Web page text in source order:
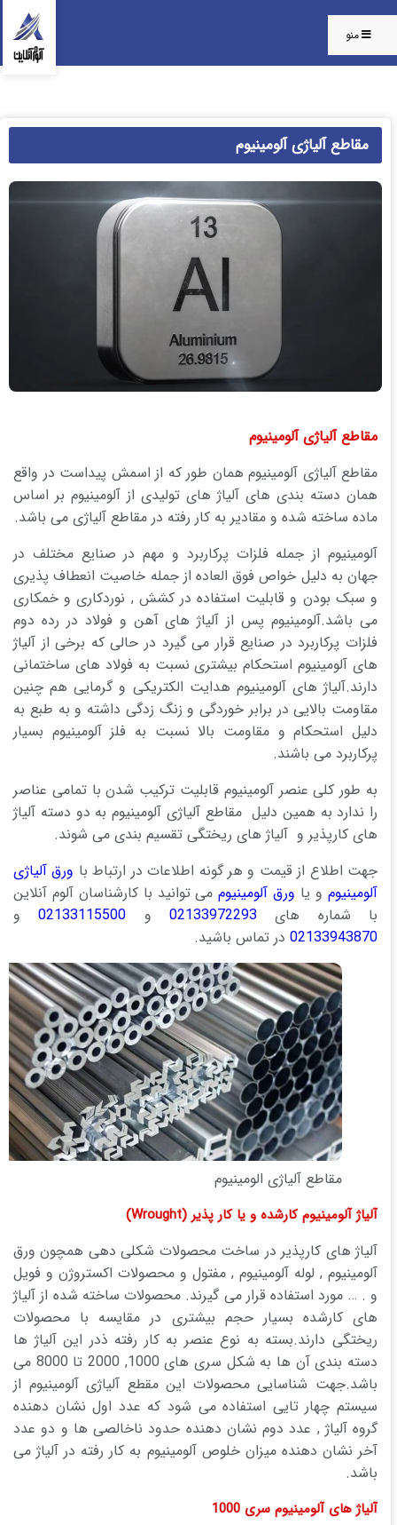
منو
مقاطع آلیاژی آلومینیوم
مقاطع آلیاژی آلومینیوم
مقاطع آلیاژی آلومینیوم همان طور که از اسمش پیداست در واقع
همان دسته بندی های آلیاژ های تولیدی از آلومینیوم بر اساس
ماده ساخته شده و مقادیر به کار رفته در مقاطع آلیاژی می باشد.
آلومینیوم از جمله فلزات پرکاربرد و مهم در صنایع مختلف در
جهان به دلیل خواص فوق العاده از جمله خاصیت انعطاف پذیری
و سبک بودن و قابلیت استفاده در کشش , نوردکاری و خمکاری
می باشد.آلومینیوم پس از آلیاژ های آهن و فولاد در رده دوم
فلزات پرکاربرد در صنایع قرار می گیرد در حالی که برخی از آلیاژ
های آلومینیوم استحکام بیشتری نسبت به فولاد های ساختمانی
دارند.آلیاژ های آلومینیوم هدایت الکتریکی و گرمایی هم چنین
مقاومت بالایی در برابر خوردگی و زنگ زدگی داشته و به طبع به
دلیل استحکام و مقاومت بالا نسبت به فلز آلومینیوم بسیار
پرکاربرد می باشند.
به طور کلی عنصر آلومینیوم قابلیت ترکیب شدن با تمامی عناصر
را ندارد به همین دلیل مقاطع آلیاژی آلومینیوم به دو دسته آلیاژ
های کارپذیر و آلیاژ های ریختگی تقسیم بندی می شوند.
جهت اطلاع از قیمت و هر گونه اطلاعات در ارتباط با ورق آلیاژی
آلومینیومو یا ورق آلومینیوممی توانید با کارشناسان آلوم آنلاین
با شماره های 02133972293و 02133115500و
02133943870 در تماس باشید.
مقاطع آلیاژی الومینیوم
آلیاژ آلومینیوم کارشده و یا کار پذیر (Wrought
)
آلیاژ های کارپذیر در ساخت محصولات شکلی دهی همچون ورق
آلومینیوم , لوله آلومینیوم , مفتول و محصولات اکستروژن و فویل
و . … مورد استفاده قرار می گیرند. محصولات ساخته شده از آلیاژ
های کارشده بسیار حجم بیشتری در مقایسه با محصولات
ریختگی دارند.بسته به نوع عنصر به کار رفته ذدر این آلیاژ ها
دسته بندی آن ها به شکل سری های 1000, 2000 تا 8000 می
باشد.جهت شناسایی محصولات این مقطع آلیاژی آلومینیوم از
سیستم چهار تایی استفاده می شود که عدد اول نشان دهنده
گروه آلیاژ , عدد دوم نشان دهنده حدود ناخالصی ها و دو عدد
آخر نشان دهنده میزان خلوص آلومینیوم به کار رفته در آلیاژ می
باشد.
آلیاژ های آلومینیوم سری 1000